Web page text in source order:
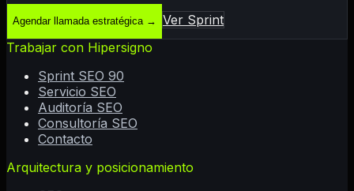
Agendar llamada estratégica→
Ver Sprint
Trabajar con Hipersigno
Sprint SEO 90
Servicio SEO
Auditoría SEO
Consultoría SEO
Contacto
Arquitectura y posicionamiento